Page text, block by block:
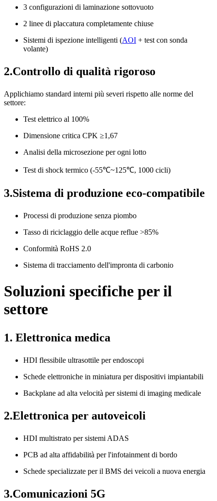
3 configurazioni di laminazione sottovuoto
2 linee di placcatura completamente chiuse
Sistemi di ispezione intelligenti (AOI + test con sonda
volante)
2.Controllo di qualità rigoroso
Applichiamo standard interni più severi rispetto alle norme del
settore:
Test elettrico al 100%
Dimensione critica CPK ≥1,67
Analisi della microsezione per ogni lotto
Test di shock termico (-55℃~125℃, 1000 cicli)
3.Sistema di produzione eco-compatibile
Processi di produzione senza piombo
Tasso di riciclaggio delle acque reflue >85%
Conformità RoHS 2.0
Sistema di tracciamento dell'impronta di carbonio
Soluzioni specifiche per il
settore
1. Elettronica medica
HDI flessibile ultrasottile per endoscopi
Schede elettroniche in miniatura per dispositivi impiantabili
Backplane ad alta velocità per sistemi di imaging medicale
2.Elettronica per autoveicoli
HDI multistrato per sistemi ADAS
PCB ad alta affidabilità per l'infotainment di bordo
Schede specializzate per il BMS dei veicoli a nuova energia
3.Comunicazioni 5G